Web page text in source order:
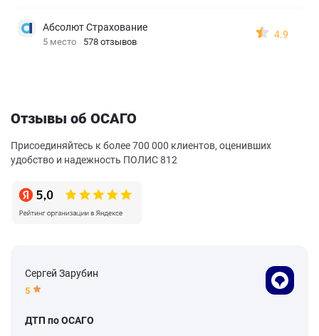
Абсолют Страхование
5 место 578 отзывов
4.9
Отзывы об ОСАГО
Присоединяйтесь к более 700 000 клиентов, оценивших
удобство и надежность ПОЛИС 812
Сергей Зарубин
5
ДТП по ОСАГО